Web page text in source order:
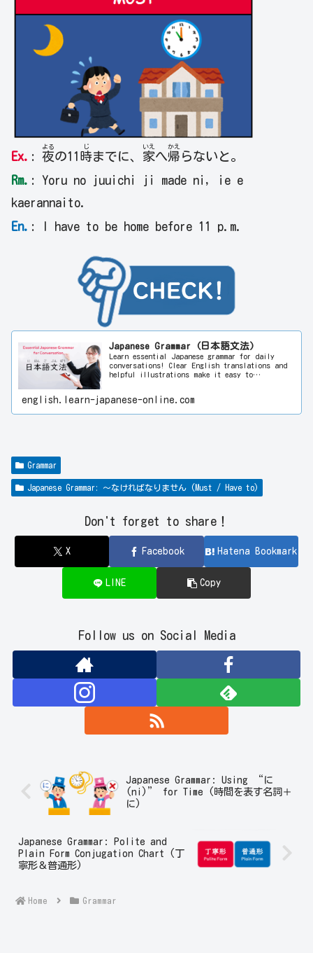
Ex. : 夜
よる
の11 時
じ
までに、 家
いえ
へ帰
かえ
らないと。
Rm. : Yoru no juuichi ji made ni, ie e
kaerannaito.
En. : I have to be home before 11 p.m.
Japanese Grammar (日本語文法)
Learn essential Japanese grammar for daily
conversations! Clear English translations and
helpful illustrations make it easy to
english.learn-japanese-online.com
Grammar
Japanese Grammar: ～なければなりません (Must / Have to)
Don't forget to share！
X Facebook Hatena Bookmark
LINE Copy
Follow us on Social Media
Japanese Grammar: Using “に
(ni)” for Time (時間を表す名詞＋
に)
Japanese Grammar: Polite and
Plain Form Conjugation Chart (丁
寧形＆普通形)
Home Grammar